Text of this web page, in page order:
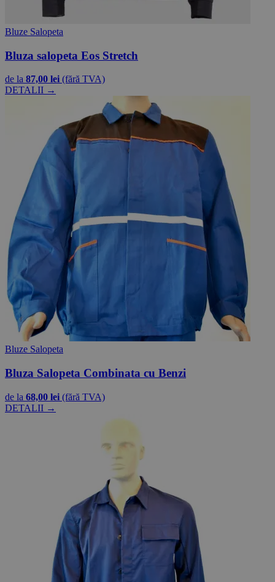
Bluze Salopeta
Bluza salopeta Eos Stretch
de la 87,00 lei (fără TVA)
DETALII →
Bluze Salopeta
Bluza Salopeta Combinata cu Benzi
de la 68,00 lei (fără TVA)
DETALII →